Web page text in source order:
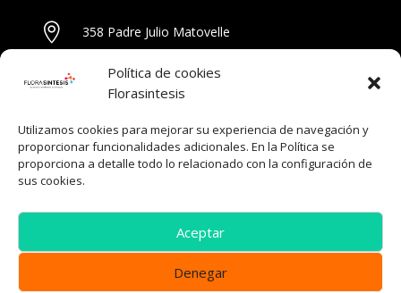
Política de cookies
Florasintesis
Utilizamos cookies para mejorar su experiencia de navegación y
proporcionar funcionalidades adicionales. En la Política se
proporciona a detalle todo lo relacionado con la configuración de
sus cookies.
Aceptar
Denegar

358 Padre Julio Matovelle
(+593) 98-687-5984
Guayaquil
(+593) 98-687-4083